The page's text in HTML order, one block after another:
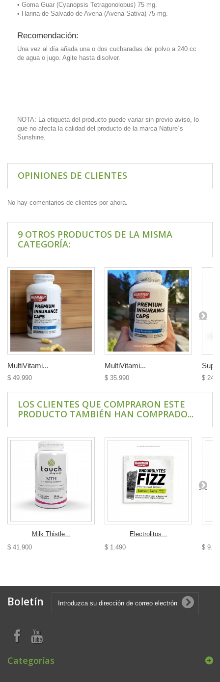
• Goma Guar (Cyanopsis Tetragonolobus) 75 mg.
• Harina de Salvado de Avena (Avena Sativa) 75 mg.
Recomendación:
Una vez al día añada una o dos cucharadas del polvo a 240 cc
de agua o jugo. Agite hasta disolver.
NOTA: La etiqueta del producto puede variar sin previo aviso, lo
que no afecta la calidad del producto de la marca Nature´s
Sunshine.
OPINIONES DE CLIENTES
No hay comentarios de clientes por ahora.
9 OTROS PRODUCTOS DE LA MISMA
CATEGORÍA:
MultiVitami...
$ 49.990
MultiVitami...
$ 35.990 $
LOS CLIENTES QUE COMPRARON ESTE
PRODUCTO TAMBIÉN HAN COMPRADO...
Milk Thistle...
$ 41.900
Electrolitos...
$ 1.490
$
Boletín
Categorías